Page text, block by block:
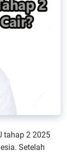
tahap 2 2025
Setelah